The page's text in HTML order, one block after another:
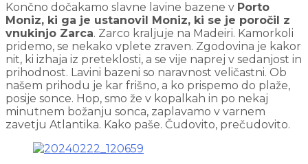
Končno dočakamo slavne lavine bazene v Porto
Moniz, ki ga je ustanovil Moniz, ki se je poročil z
vnukinjo Zarca. Zarco kraljuje na Madeiri. Kamorkoli
pridemo, se nekako vplete zraven. Zgodovina je kakor
nit, ki izhaja iz preteklosti, a se vije naprej v sedanjost in
prihodnost. Lavini bazeni so naravnost veličastni. Ob
našem prihodu je kar frišno, a ko prispemo do plaže,
posije sonce. Hop, smo že v kopalkah in po nekaj
minutnem božanju sonca, zaplavamo v varnem
zavetju Atlantika. Kako paše. Čudovito, prečudovito.